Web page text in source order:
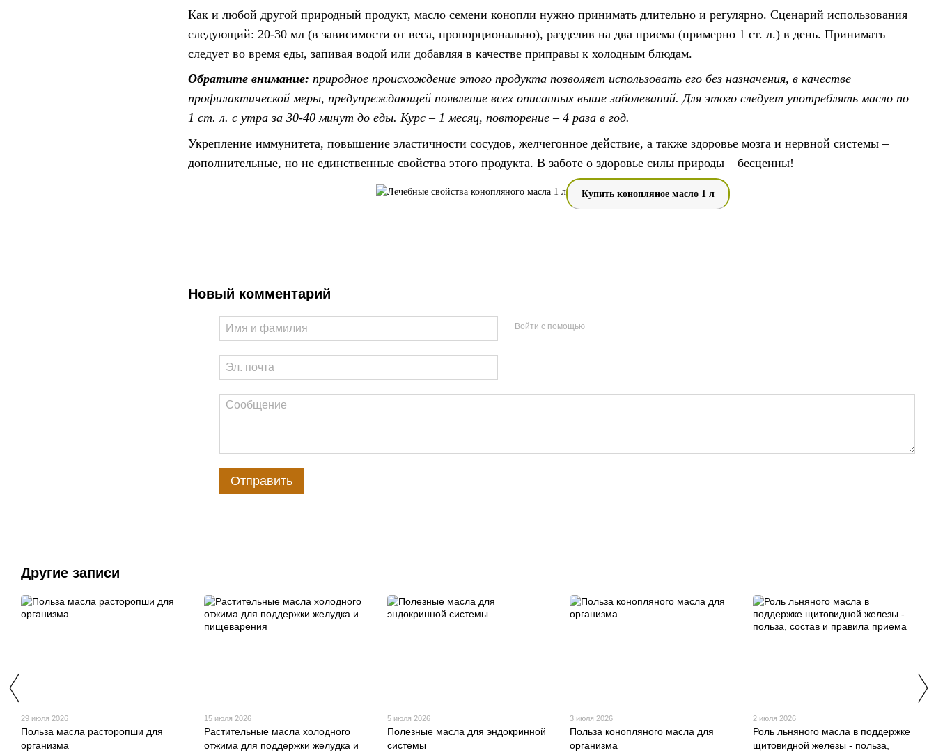
Как и любой другой природный продукт, масло семени конопли нужно принимать длительно и регулярно. Сценарий использования
следующий: 20-30 мл (в зависимости от веса, пропорционально), разделив на два приема (примерно 1 ст. л.) в день. Принимать
следует во время еды, запивая водой или добавляя в качестве приправы к холодным блюдам.
Обратите внимание: природное происхождение этого продукта позволяет использовать его без назначения, в качестве
профилактической меры, предупреждающей появление всех описанных выше заболеваний. Для этого следует употреблять масло по
1 ст. л. с утра за 30-40 минут до еды. Курс – 1 месяц, повторение – 4 раза в год.
Укрепление иммунитета, повышение эластичности сосудов, желчегонное действие, а также здоровье мозга и нервной системы –
дополнительные, но не единственные свойства этого продукта. В заботе о здоровье силы природы – бесценны!
Купить конопляное масло 1 л
Новый комментарий
Войти с помощью
Отправить
Другие записи
29 июля 2026
Польза масла расторопши для
организма
15 июля 2026
Растительные масла холодного
отжима для поддержки желудка и
5 июля 2026
Полезные масла для эндокринной
системы
3 июля 2026
Польза конопляного масла для
организма
2 июля 2026
Роль льняного масла в поддержке
щитовидной железы - польза,